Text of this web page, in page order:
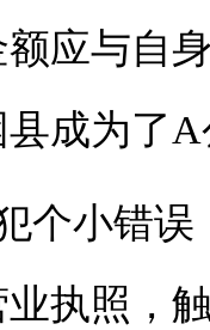
应与自
成为了
个小错
执照，